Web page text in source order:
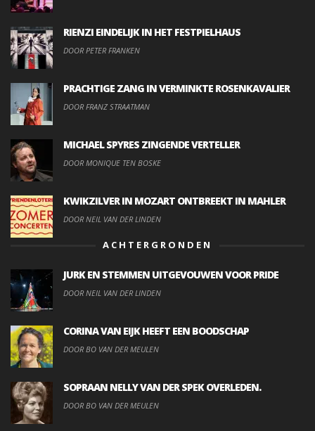
RIENZI EINDELIJK IN HET FESTPIELHAUS
DOOR PETER FRANKEN
PRACHTIGE ZANG IN VERMINKTE ROSENKAVALIER
DOOR FRANZ STRAATMAN
MICHAEL SPYRES ZINGENDE VERTELLER
DOOR MONIQUE TEN BOSKE
KWIKZILVER IN MOZART ONTBREEKT IN MAHLER
DOOR NEIL VAN DER LINDEN
ACHTERGRONDEN
JURK EN STEMMEN UITGEVOUWEN VOOR PRIDE
DOOR NEIL VAN DER LINDEN
CORINA VAN EIJK HEEFT EEN BOODSCHAP
DOOR BO VAN DER MEULEN
SOPRAAN NELLY VAN DER SPEK OVERLEDEN.
DOOR BO VAN DER MEULEN